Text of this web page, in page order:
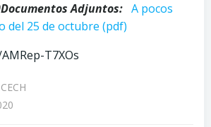
Documentos Adjuntos: A pocos
del 25 de octubre (pdf)
T7XOs
CECH